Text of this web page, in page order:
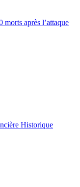
après l’attaque
Historique